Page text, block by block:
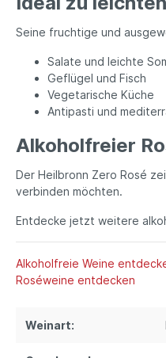
Seine fruchtige und
Salate und leichte
Geflügel und Fisch
Vegetarische Küche
Antipasti und
Alkoholfreier
Der Heilbronn Zero Rosé
verbinden möchten.
Entdecke jetzt weitere
Alkoholfreie Weine
Roséweine entdecken
Weinart: